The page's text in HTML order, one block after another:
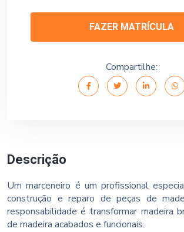
Descrição
Um marceneiro é um profissional
construção e reparo de peças de
responsabilidade é transformar madeira
de madeira acabados e funcionais.
FAZER MATRÍCULA
Compartilhe: